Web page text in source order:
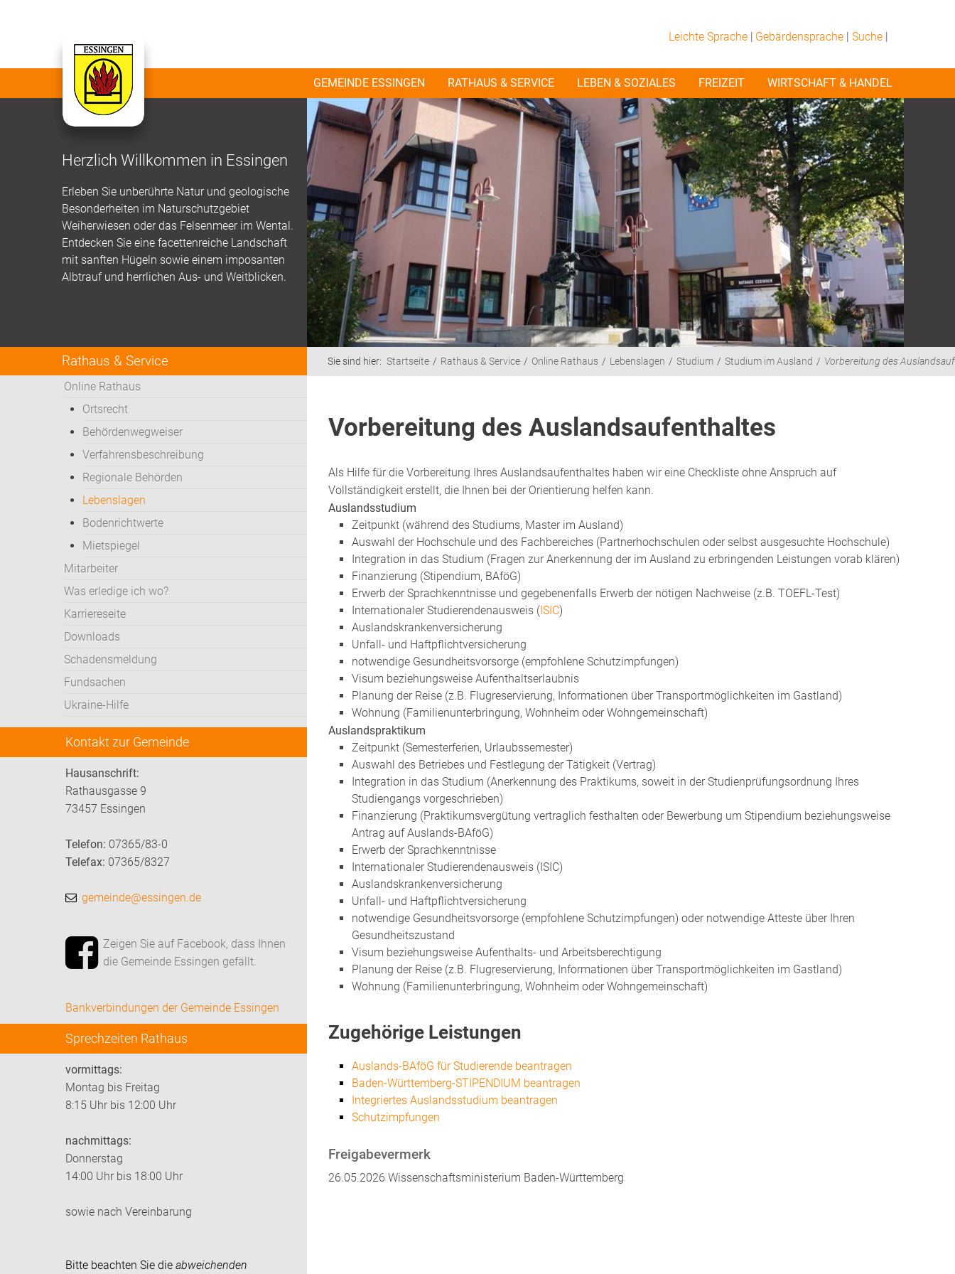
Leichte Sprache | Gebärdensprache | Suche|
GEMEINDE ESSINGEN RATHAUS & SERVICE LEBEN & SOZIALES FREIZEIT WIRTSCHAFT & HANDEL
Herzlich Willkommen in Essingen
Erleben Sie unberührte Natur und geologische
Besonderheiten im Naturschutzgebiet
Weiherwiesen oder das Felsenmeer im Wental.
Entdecken Sie eine facettenreiche Landschaft
mit sanften Hügeln sowie einem imposanten
Albtrauf und herrlichen Aus- und Weitblicken.
Rathaus & Service
Online Rathaus
Ortsrecht
Behördenwegweiser
Verfahrensbeschreibung
Regionale Behörden
Lebenslagen
Bodenrichtwerte
Mietspiegel
Mitarbeiter
Was erledige ich wo?
Karriereseite
Downloads
Schadensmeldung
Fundsachen
Ukraine-Hilfe
Kontakt zur Gemeinde
Hausanschrift:
Rathausgasse 9
73457 Essingen
Telefon: 07365/83-0
Telefax: 07365/8327
gemeinde@essingen.de
Zeigen Sie auf Facebook, dass Ihnen
die Gemeinde Essingen gefällt.
Bankverbindungen der Gemeinde Essingen
Sprechzeiten Rathaus
vormittags:
Montag bis Freitag
8:15 Uhr bis 12:00 Uhr
nachmittags:
Donnerstag
14:00 Uhr bis 18:00 Uhr
sowie nach Vereinbarung
Bitte beachten Sie die abweichenden
Sie sind hier: Startseite Rathaus & Service Online Rathaus Lebenslagen Studium Studium im Ausland Vorbereitung des
Vorbereitung des Auslandsaufenthaltes
Als Hilfe für die Vorbereitung Ihres Auslandsaufenthaltes haben wir eine Checkliste ohne Anspruch auf
Vollständigkeit erstellt, die Ihnen bei der Orientierung helfen kann.
Auslandsstudium
Zeitpunkt (während des Studiums, Master im Ausland)
Auswahl der Hochschule und des Fachbereiches (Partnerhochschulen oder selbst ausgesuchte Hochschule)
Integration in das Studium (Fragen zur Anerkennung der im Ausland zu erbringenden Leistungen vorab klären)
Finanzierung (Stipendium, BAföG)
Erwerb der Sprachkenntnisse und gegebenenfalls Erwerb der nötigen Nachweise (z.B. TOEFL-Test)
Internationaler Studierendenausweis ( ISIC)
Auslandskrankenversicherung
Unfall- und Haftpflichtversicherung
notwendige Gesundheitsvorsorge (empfohlene Schutzimpfungen)
Visum beziehungsweise Aufenthaltserlaubnis
Planung der Reise (z.B. Flugreservierung, Informationen über Transportmöglichkeiten im Gastland)
Wohnung (Familienunterbringung, Wohnheim oder Wohngemeinschaft)
Auslandspraktikum
Zeitpunkt (Semesterferien, Urlaubssemester)
Auswahl des Betriebes und Festlegung der Tätigkeit (Vertrag)
Integration in das Studium (Anerkennung des Praktikums, soweit in der Studienprüfungsordnung Ihres
Studiengangs vorgeschrieben)
Finanzierung (Praktikumsvergütung vertraglich festhalten oder Bewerbung um Stipendium beziehungsweise
Antrag auf Auslands-BAföG)
Erwerb der Sprachkenntnisse
Internationaler Studierendenausweis (ISIC)
Auslandskrankenversicherung
Unfall- und Haftpflichtversicherung
notwendige Gesundheitsvorsorge (empfohlene Schutzimpfungen) oder notwendige Atteste über Ihren
Gesundheitszustand
Visum beziehungsweise Aufenthalts- und Arbeitsberechtigung
Planung der Reise (z.B. Flugreservierung, Informationen über Transportmöglichkeiten im Gastland)
Wohnung (Familienunterbringung, Wohnheim oder Wohngemeinschaft)
Zugehörige Leistungen
Auslands-BAföG für Studierende beantragen
Baden-Württemberg-STIPENDIUM beantragen
Integriertes Auslandsstudium beantragen
Schutzimpfungen
Freigabevermerk
26.05.2026 Wissenschaftsministerium Baden-Württemberg